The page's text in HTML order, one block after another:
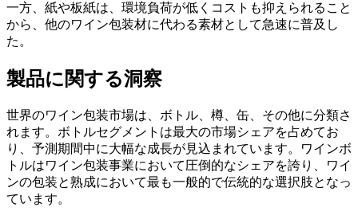
一方、紙や板紙は、環境負荷が低くコストも抑えられること
から、他のワイン包装材に代わる素材として急速に普及し
た。
製品に関する洞察
世界のワイン包装市場は、ボトル、樽、缶、その他に分類さ
れます。ボトルセグメントは最大の市場シェアを占めてお
り、予測期間中に大幅な成長が見込まれています。ワインボ
トルはワイン包装事業において圧倒的なシェアを誇り、ワイ
ンの包装と熟成において最も一般的で伝統的な選択肢となっ
ています。